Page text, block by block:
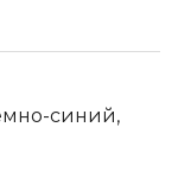
синий,